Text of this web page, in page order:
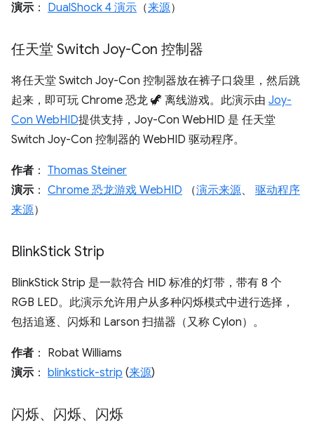
演示 ： DualShock 4 演示 （来源）
任天堂 Switch Joy-Con 控制器
将任天堂 Switch Joy-Con 控制器放在裤子口袋里，然后跳
起来，即可玩 Chrome 恐龙 🦖 离线游戏。此演示由 Joy-
Con WebHID提供支持，Joy-Con WebHID 是 任天堂
Switch Joy-Con 控制器的 WebHID 驱动程序。
作者 ： Thomas Steiner
演示 ： Chrome 恐龙游戏 WebHID （演示来源、 驱动程序
来源）
BlinkStick Strip
BlinkStick Strip 是一款符合 HID 标准的灯带，带有 8 个
RGB LED。此演示允许用户从多种闪烁模式中进行选择，
包括追逐、闪烁和 Larson 扫描器（又称 Cylon）。
作者 ： Robat Williams
演示 ： blinkstick-strip (来源)
闪烁、闪烁、闪烁